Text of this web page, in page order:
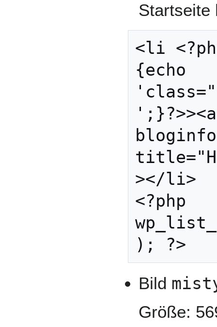
Startseite
<li
{echo
></li>
<?php
Bild
Größe: